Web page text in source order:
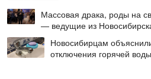
Массовая драка, роды на
— ведущие из
происшествиях на
Новосибирцам
отключения горячей